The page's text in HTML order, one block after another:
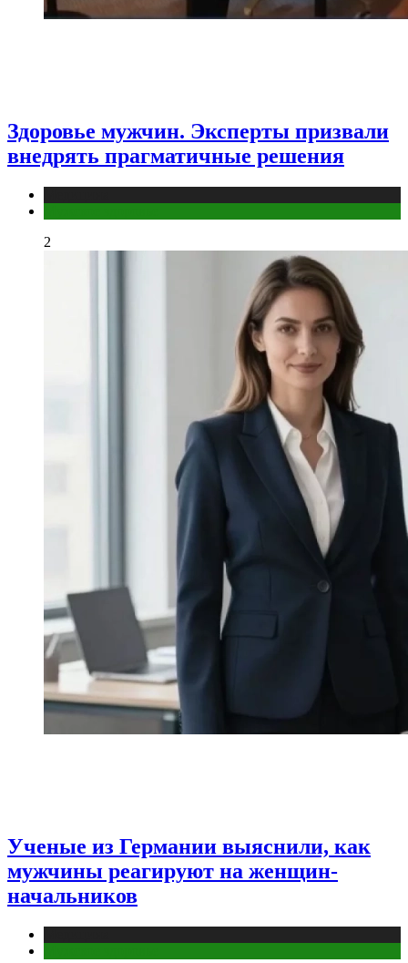
Здоровье мужчин. Эксперты призвали
внедрять прагматичные решения
2
Ученые из Германии выяснили, как
мужчины реагируют на женщин-
начальников